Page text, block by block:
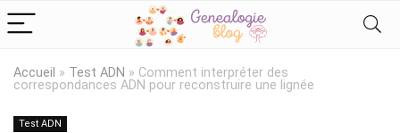
Accueil » Test ADN » Comment interpréter des
correspondances ADN pour reconstruire une lignée
Test ADN